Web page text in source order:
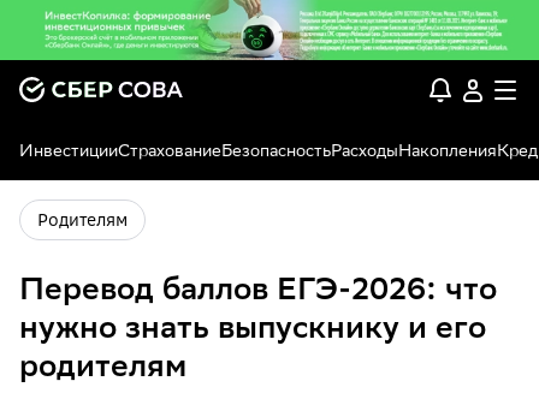
ИнвестицииСтрахованиеБезопасностьРасходыНакопления
Родителям
Перевод баллов ЕГЭ-2026: что
нужно знать выпускнику и его
родителям